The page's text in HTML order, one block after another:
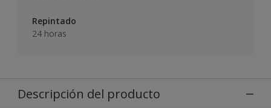
Repintado
24 horas
Descripción del producto